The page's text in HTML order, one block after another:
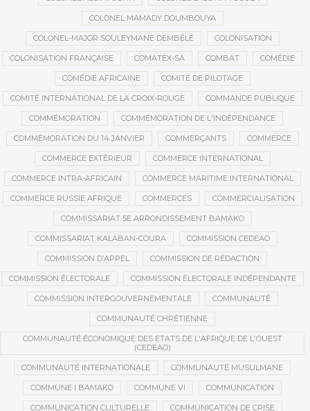
COLONEL MAMADY DOUMBOUYA
COLONEL-MAJOR SOULEYMANE DEMBÉLÉ COLONISATION
COLONISATION FRANÇAISE COMATEX-SA COMBAT COMÉDIE
COMÉDIE AFRICAINE COMITÉ DE PILOTAGE
COMITÉ INTERNATIONAL DE LA CROIX-ROUGE COMMANDE PUBLIQUE
COMMÉMORATION COMMÉMORATION DE L'INDÉPENDANCE
COMMÉMORATION DU 14 JANVIER COMMERÇANTS COMMERCE
COMMERCE EXTÉRIEUR COMMERCE INTERNATIONAL
COMMERCE INTRA-AFRICAIN COMMERCE MARITIME INTERNATIONAL
COMMERCE RUSSIE AFRIQUE COMMERCES COMMERCIALISATION
COMMISSARIAT 5E ARRONDISSEMENT BAMAKO
COMMISSARIAT KALABAN-COURA COMMISSION CEDEAO
COMMISSION D’APPEL COMMISSION DE RÉDACTION
COMMISSION ÉLECTORALE COMMISSION ÉLECTORALE INDÉPENDANTE
COMMISSION INTERGOUVERNEMENTALE COMMUNAUTÉ
COMMUNAUTÉ CHRÉTIENNE
COMMUNAUTÉ ÉCONOMIQUE DES ETATS DE L'AFRIQUE DE L'OUEST
(CEDEAO)
COMMUNAUTÉ INTERNATIONALE COMMUNAUTÉ MUSULMANE
COMMUNE I BAMAKO COMMUNE VI COMMUNICATION
COMMUNICATION CULTURELLE COMMUNICATION DE CRISE